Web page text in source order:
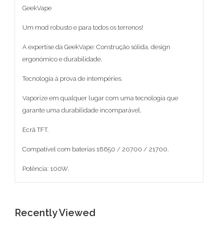
GeekVape
Um mod robusto e para todos os terrenos!
A expertise da GeekVape: Construção sólida, design
ergonómico e durabilidade.
Tecnologia à prova de intempéries.
Vaporize em qualquer lugar com uma tecnologia que
garante uma durabilidade incomparável.
Ecrã TFT.
Compatível com baterias 18650 / 20700 / 21700.
Potência: 100W.
Recently Viewed